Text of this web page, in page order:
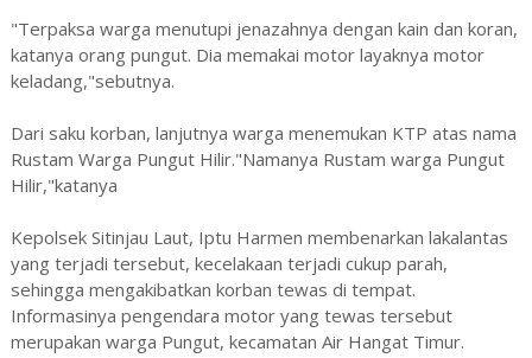
"Terpaksa warga menutupi jenazahnya dengan kain dan koran,
katanya orang pungut. Dia memakai motor layaknya motor
keladang,"sebutnya.
Dari saku korban, lanjutnya warga menemukan KTP atas nama
Rustam Warga Pungut Hilir."Namanya Rustam warga Pungut
Hilir,"katanya
Kepolsek Sitinjau Laut, Iptu Harmen membenarkan lakalantas
yang terjadi tersebut, kecelakaan terjadi cukup parah,
sehingga mengakibatkan korban tewas di tempat.
Informasinya pengendara motor yang tewas tersebut
merupakan warga Pungut, kecamatan Air Hangat Timur.